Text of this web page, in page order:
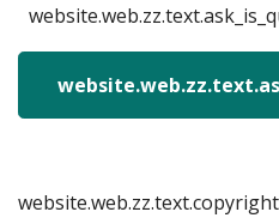
website.web.zz.text.copyright